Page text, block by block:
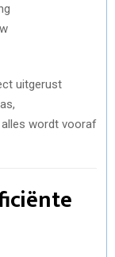
uitgerust
wordt vooraf